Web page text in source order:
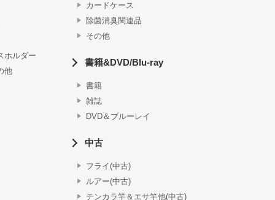
ホルダー
他
カードケース
除菌消臭関連品
その他
書籍&DVD/Blu-ray
書籍
雑誌
DVD＆ブルーレイ
中古
フライ(中古)
ルアー(中古)
テンカラ竿＆エサ竿他(中古)